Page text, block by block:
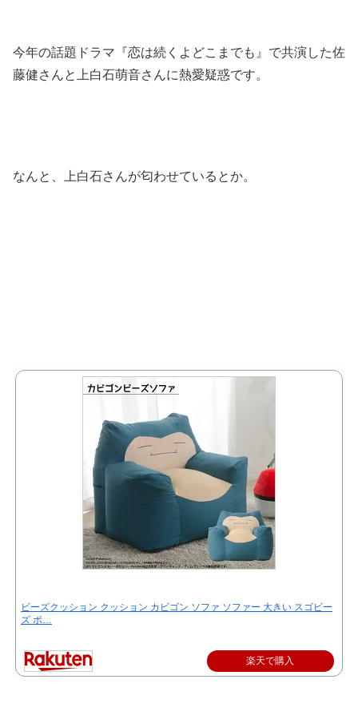
今年の話題ドラマ『恋は続くよどこまでも』で共演した佐
藤健さんと上白石萌音さんに熱愛疑惑です。
なんと、上白石さんが匂わせているとか。
ビーズクッション クッション カビゴン ソファ ソファー 大きい スゴビー
ズ ポ…
楽天で購入